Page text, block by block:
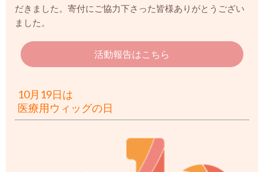
だきました。 寄付にご協力下さった皆様ありがとうござい
ました。
活動報告はこちら
10月19日は
医療用ウィッグの日